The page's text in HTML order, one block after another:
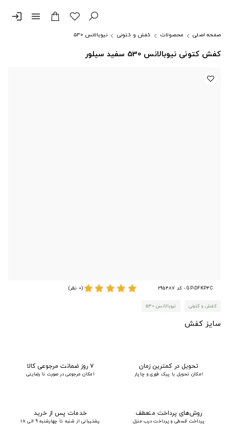
menu
login
صفحه اصلی محصولات کفش و کتونی نیوبالانس ۵۳۰
کفش کتونی نیوبالانس 530 سفید سیلور
GP-DFKP4C - کد 295487 star
star
star
star
star(0 نظر)
کفش و کتونی نیوبالانس ۵۳۰
سایز کفش
تحویل در کمترین زمان
امکان تحویل با پیک فوری و چاپار
۷ روز ضمانت مرجوعی کالا
امکان مرجوعی در صورت نا رضایتی
روش‌های پرداخت منعطف
پرداخت قسطی و پرداخت درب منزل
خدمات پس از خرید
پشتیبانی از شنبه تا چهارشنبه 9 الی 18